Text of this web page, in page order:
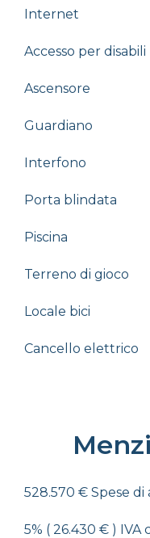
Internet
Accesso per disabili
Ascensore
Guardiano
Interfono
Porta blindata
Piscina
Terreno di gioco
Locale bici
Cancello elettrico
528.570 € Spese
5% ( 26.430 € ) IVA